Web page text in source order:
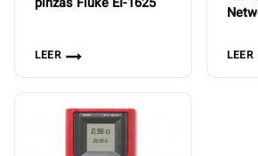
LEER LEER